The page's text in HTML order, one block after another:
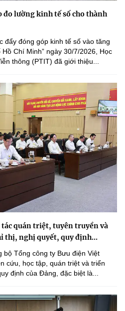
đo lường kinh tế số cho thành
đẩy đóng góp kinh tế số vào tăng
Chí Minh” ngày 30/7/2026, Học
thông (PTIT) đã giới thiệu...
tác quán triệt, tuyên truyền và
thị, nghị quyết, quy định...
Tổng công ty Bưu điện Việt
cứu, học tập, quán triệt và triển
định của Đảng, đặc biệt là...